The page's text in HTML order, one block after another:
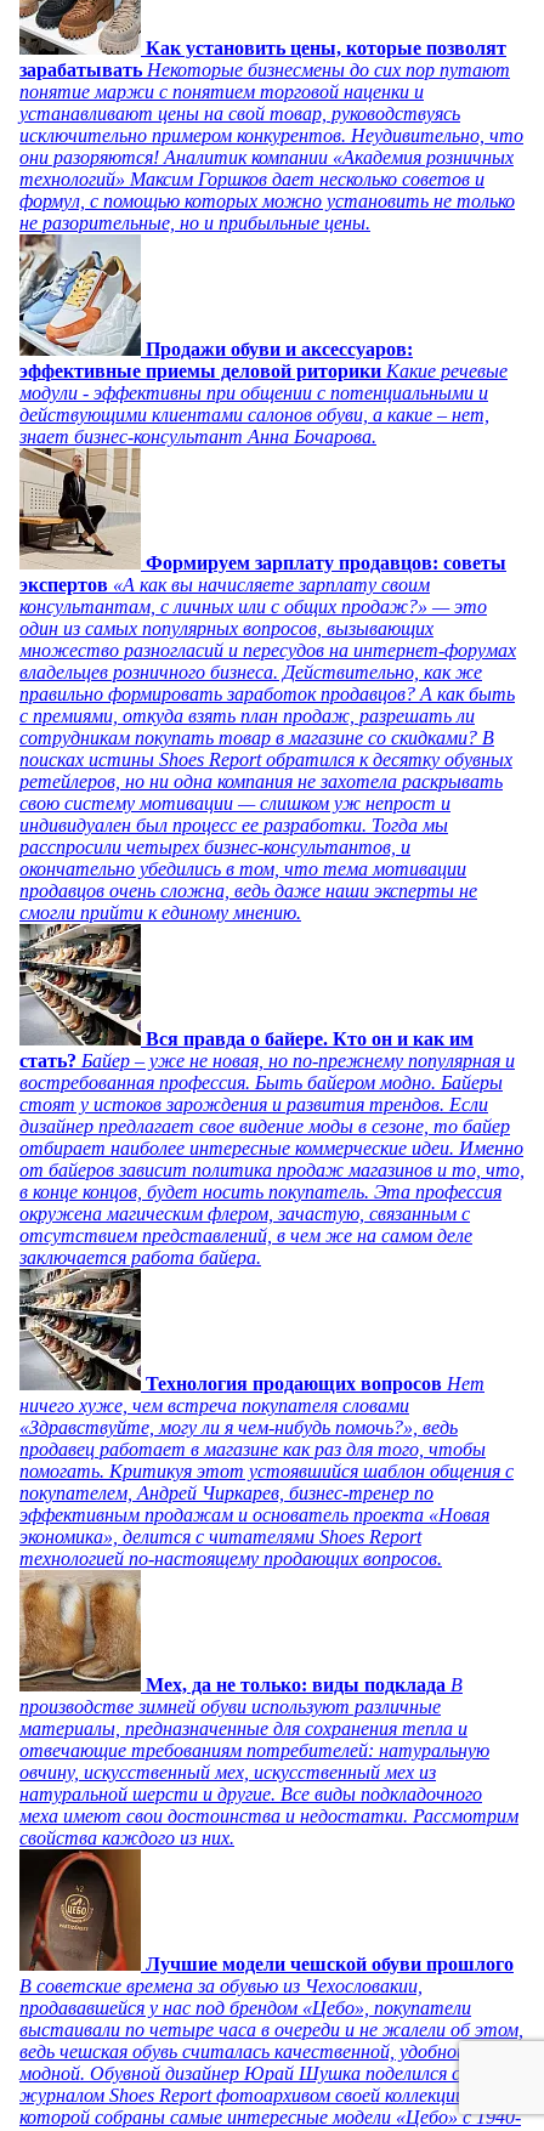
Как установить цены, которые позволят
зарабатывать Некоторые бизнесмены до сих пор путают
понятие маржи с понятием торговой наценки и
устанавливают цены на свой товар, руководствуясь
исключительно примером конкурентов. Неудивительно, что
они разоряются! Аналитик компании «Академия розничных
технологий» Максим Горшков дает несколько советов и
формул, с помощью которых можно установить не только
не разорительные, но и прибыльные цены.
Продажи обуви и аксессуаров:
эффективные приемы деловой риторики Какие речевые
модули - эффективны при общении с потенциальными и
действующими клиентами салонов обуви, а какие – нет,
знает бизнес-консультант Анна Бочарова.
Формируем зарплату продавцов: советы
экспертов «А как вы начисляете зарплату своим
консультантам, с личных или с общих продаж?» — это
один из самых популярных вопросов, вызывающих
множество разногласий и пересудов на интернет-форумах
владельцев розничного бизнеса. Действительно, как же
правильно формировать заработок продавцов? А как быть
с премиями, откуда взять план продаж, разрешать ли
сотрудникам покупать товар в магазине со скидками? В
поисках истины Shoes Report обратился к десятку обувных
ретейлеров, но ни одна компания не захотела раскрывать
свою систему мотивации — слишком уж непрост и
индивидуален был процесс ее разработки. Тогда мы
расспросили четырех бизнес-консультантов, и
окончательно убедились в том, что тема мотивации
продавцов очень сложна, ведь даже наши эксперты не
смогли прийти к единому мнению.
Вся правда о байере. Кто он и как им
стать? Байер – уже не новая, но по-прежнему популярная и
востребованная профессия. Быть байером модно. Байеры
стоят у истоков зарождения и развития трендов. Если
дизайнер предлагает свое видение моды в сезоне, то байер
отбирает наиболее интересные коммерческие идеи. Именно
от байеров зависит политика продаж магазинов и то, что,
в конце концов, будет носить покупатель. Эта профессия
окружена магическим флером, зачастую, связанным с
отсутствием представлений, в чем же на самом деле
заключается работа байера.
Технология продающих вопросов Нет
ничего хуже, чем встреча покупателя словами
«Здравствуйте, могу ли я чем-нибудь помочь?», ведь
продавец работает в магазине как раз для того, чтобы
помогать. Критикуя этот устоявшийся шаблон общения с
покупателем, Андрей Чиркарев, бизнес-тренер по
эффективным продажам и основатель проекта «Новая
экономика», делится с читателями Shoes Report
технологией по-настоящему продающих вопросов.
Мех, да не только: виды подклада В
производстве зимней обуви используют различные
материалы, предназначенные для сохранения тепла и
отвечающие требованиям потребителей: натуральную
овчину, искусственный мех, искусственный мех из
натуральной шерсти и другие. Все виды подкладочного
меха имеют свои достоинства и недостатки. Рассмотрим
свойства каждого из них.
Лучшие модели чешской обуви прошлого
В советские времена за обувью из Чехословакии,
продававшейся у нас под брендом «Цебо», покупатели
выстаивали по четыре часа в очереди и не жалели об этом,
ведь чешская обувь считалась качественной, удобной и
модной. Обувной дизайнер Юрай Шушка поделился с
журналом Shoes Report фотоархивом своей коллекции, в
которой собраны самые интересные модели «Цебо» с 1940-